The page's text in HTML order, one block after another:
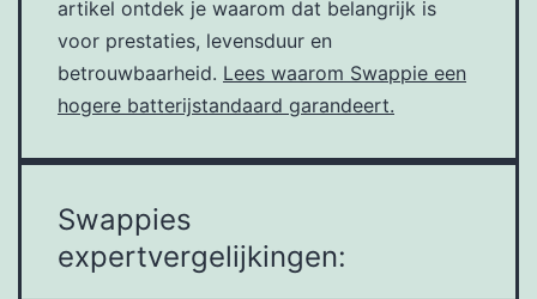
artikel ontdek je waarom dat belangrijk is
voor prestaties, levensduur en
betrouwbaarheid. Lees waarom Swappie een
hogere batterijstandaard garandeert.
Swappies
expertvergelijkingen: